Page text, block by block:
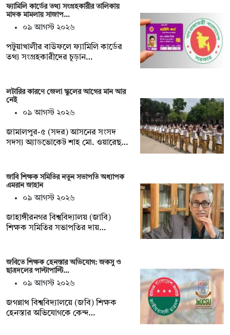
ফ্যামিলি কার্ডের তথ্য সংগ্রহকারীর তালিকায়
মাদক মামলায় সাজাপ…
০৯ আগস্ট ২০২৬
পটুয়াখালীর বাউফলে ফ্যামিলি কার্ডের
তথ্য সংগ্রহকারীদের চূড়ান…
লটারির কারণে জেলা স্কুলের আগের মান আর
নেই
০৯ আগস্ট ২০২৬
জামালপুর-৫ (সদর) আসনের সংসদ
সদস্য অ্যাডভোকেট শাহ মো. ওয়ারেছ…
জাবি শিক্ষক সমিতির নতুন সভাপতি অধ্যাপক
এমরান জাহান
০৯ আগস্ট ২০২৬
জাহাঙ্গীরনগর বিশ্ববিদ্যালয় (জাবি)
শিক্ষক সমিতির সভাপতির দায়…
জবিতে শিক্ষক হেনস্তার অভিযোগ: জকসু ও
ছাত্রদলের পাল্টাপাল্টি…
০৯ আগস্ট ২০২৬
জগন্নাথ বিশ্ববিদ্যালয়ে (জবি) শিক্ষক
হেনস্তার অভিযোগকে কেন্দ…